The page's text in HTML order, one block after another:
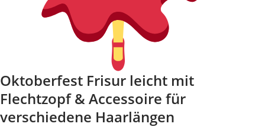
Oktoberfest Frisur leicht mit
Flechtzopf & Accessoire für
verschiedene Haarlängen